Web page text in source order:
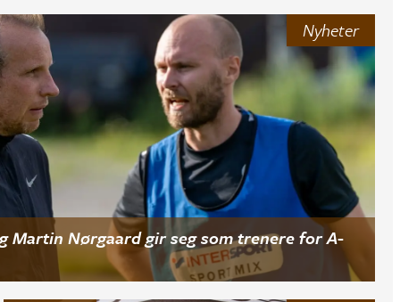
Nyheter
Martin Nørgaard gir seg som trenere for A-